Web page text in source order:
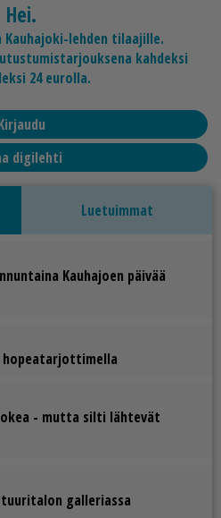
Hei.
Kauhajoki-lehden tilaajille.
kahdeksi
24 eurolla.
digilehti
Luetuimmat
Kau­ha­jo­en päi­vää
- mut­ta sil­ti läh­te­vät
gal­le­ri­as­sa